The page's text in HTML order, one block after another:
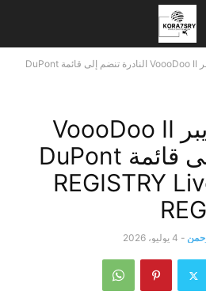
سيارة دودج فايبر VoooDoo II النادرة تنضم إلى قائمة DuPont
سيارة دودج فايبر VoooDoo II
النادرة تنضم إلى قائمة DuPont
REGISTRY
- 4 يوليو، 2026